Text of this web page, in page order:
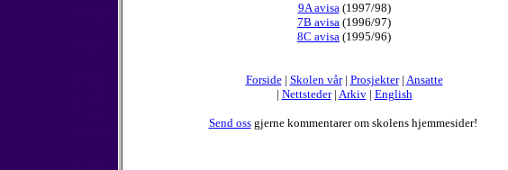
9A avisa(1997/98)
7B avisa (1996/97)
8C avisa (1995/96)
Forside| Skolen vår| Prosjekter| Ansatte
| Nettsteder| Arkiv| English
Send ossgjerne kommentarer om skolens hjemmesider!